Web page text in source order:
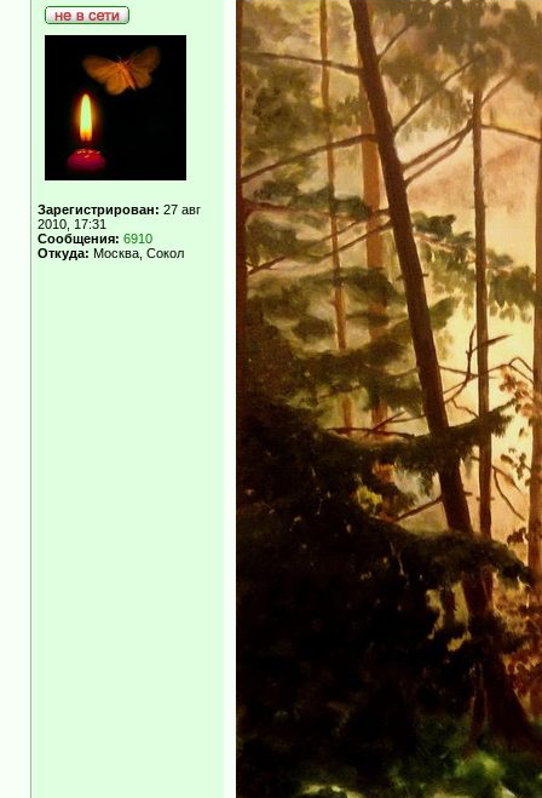
Зарегистрирован: 27 авг
2010, 17:31
Сообщения: 6910
Откуда: Москва, Сокол